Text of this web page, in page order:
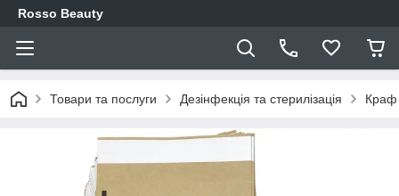
Rosso Beauty
Товари та послуги Дезінфекція та стерилізація Краф